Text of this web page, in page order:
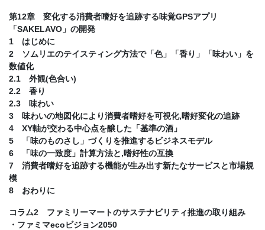
第12章 変化する消費者嗜好を追跡する味覚GPSアプリ
「SAKELAVO」の開発
1 はじめに
2 ソムリエのテイスティング方法で「色」「香り」「味わい」を
数値化
2.1 外観(色合い)
2.2 香り
2.3 味わい
3 味わいの地図化により消費者嗜好を可視化,嗜好変化の追跡
4 XY軸が交わる中心点を醸した「基準の酒」
5 「味のものさし」づくりを推進するビジネスモデル
6 「味の一致度」計算方法と,嗜好性の互換
7 消費者嗜好を追跡する機能が生み出す新たなサービスと市場規
模
8 おわりに
コラム2 ファミリーマートのサステナビリティ推進の取り組み
・ファミマecoビジョン2050